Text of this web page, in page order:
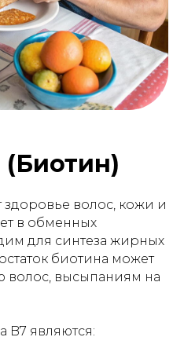
волос, кожи и
в обменных
для синтеза жирных
биотина может
волос, высыпаниям на
B7 являются: